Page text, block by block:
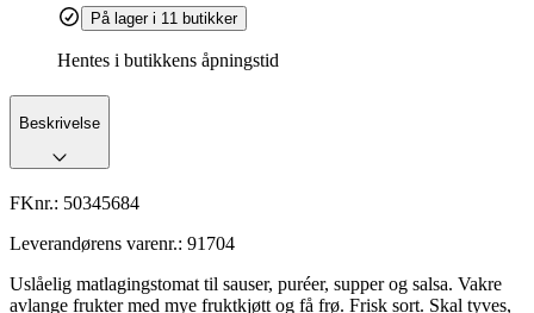
På lager i 11 butikker
Hentes i butikkens åpningstid
Beskrivelse
FKnr.: 50345684
Leverandørens varenr.: 91704
Uslåelig matlagingstomat til sauser, puréer, supper og salsa. Vakre
avlange frukter med mye fruktkjøtt og få frø. Frisk sort. Skal tyves,